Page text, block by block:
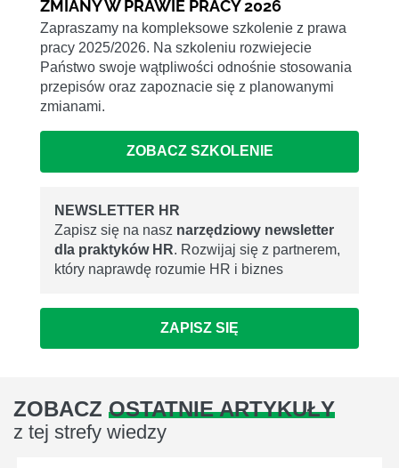
ZMIANY W PRAWIE PRACY 2026
Zapraszamy na kompleksowe szkolenie z prawa
pracy 2025/2026. Na szkoleniu rozwiejecie
Państwo swoje wątpliwości odnośnie stosowania
przepisów oraz zapoznacie się z planowanymi
zmianami.
ZOBACZ SZKOLENIE
NEWSLETTER HR
Zapisz się na nasz narzędziowy newsletter
dla praktyków HR. Rozwijaj się z partnerem,
który naprawdę rozumie HR i biznes
ZAPISZ SIĘ
ZOBACZ OSTATNIE ARTYKUŁY
z tej strefy wiedzy